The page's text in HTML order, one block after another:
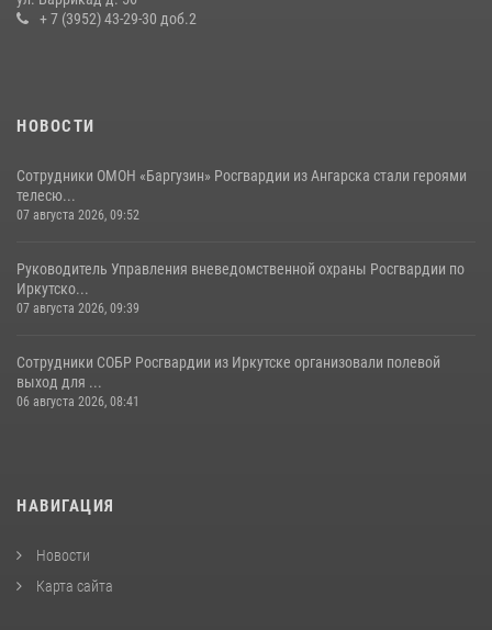
поступления на службу в Росгвардию
+ 7 (3952) 43-29-30 доб.2
НОВОСТИ
Сотрудники ОМОН «Баргузин» Росгвардии из Ангарска стали героями
телесю...
07 августа 2026, 09:52
Руководитель Управления вневедомственной охраны Росгвардии по
Иркутско...
07 августа 2026, 09:39
Сотрудники СОБР Росгвардии из Иркутске организовали полевой
выход для ...
06 августа 2026, 08:41
НАВИГАЦИЯ
Новости
Карта сайта